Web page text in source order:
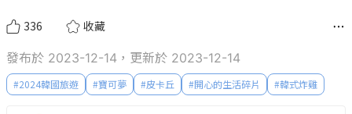
336 收藏
發布於 2023-12-14，更新於 2023-12-14
#2024韓國旅遊 #寶可夢 #皮卡丘 #開心的生活碎片 #韓式炸雞